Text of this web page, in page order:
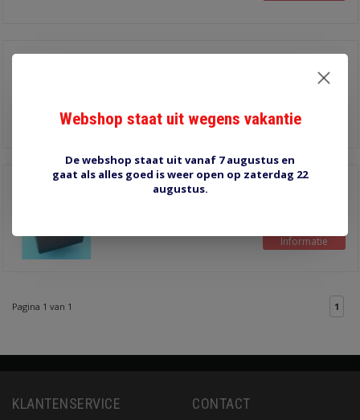
lampen gaat gebruiken
€4,00
Informatie
7003 knipperautomaat
Informatie
Pagina 1 van 1 1
KLANTENSERVICE CONTACT
Webshop staat uit wegens vakantie
De webshop staat uit vanaf 7 augustus en
gaat als alles goed is weer open op zaterdag 22
augustus.